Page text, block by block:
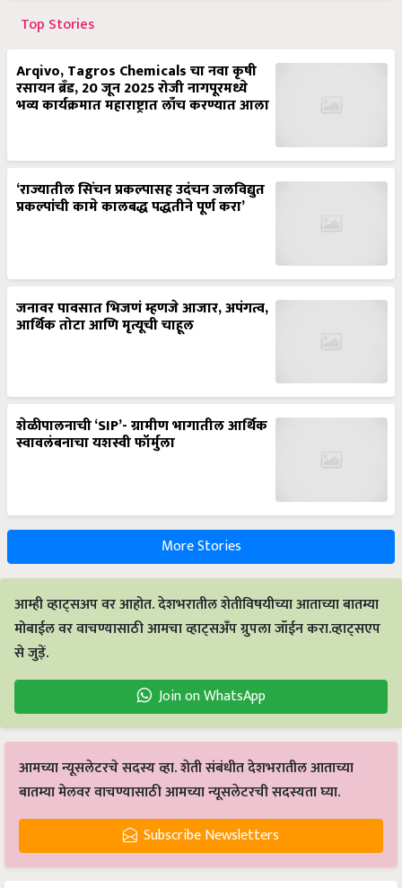
Top Stories
Arqivo, Tagros Chemicals चा नवा कृषी
रसायन ब्रँड, 20 जून 2025 रोजी नागपूरमध्ये
भव्य कार्यक्रमात महाराष्ट्रात लाँच करण्यात आला
‘राज्यातील सिंचन प्रकल्पासह उदंचन जलविद्युत
प्रकल्पांची कामे कालबद्ध पद्धतीने पूर्ण करा’
जनावर पावसात भिजणं म्हणजे आजार, अपंगत्व,
आर्थिक तोटा आणि मृत्यूची चाहूल
शेळीपालनाची ‘SIP’- ग्रामीण भागातील आर्थिक
स्वावलंबनाचा यशस्वी फॉर्मुला
More Stories
आम्ही व्हाट्सअप वर आहोत. देशभरातील शेतीविषयीच्या आताच्या बातम्या
मोबाईल वर वाचण्यासाठी आमचा व्हाट्सअँप ग्रुपला जॉईन करा.व्हाट्सएप
से जुड़ें.
Join on WhatsApp
आमच्या न्यूसलेटरचे सदस्य व्हा. शेती संबंधीत देशभरातील आताच्या
बातम्या मेलवर वाचण्यासाठी आमच्या न्यूसलेटरची सदस्यता घ्या.
Subscribe Newsletters